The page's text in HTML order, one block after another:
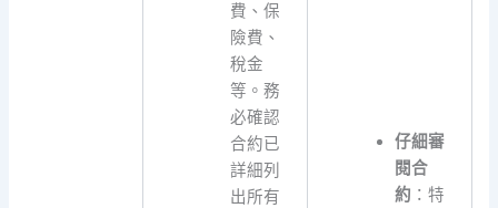
費、保
險費、
稅金
等。務
必確認
合約已
詳細列
出所有
仔細審
閱合
約 ：特